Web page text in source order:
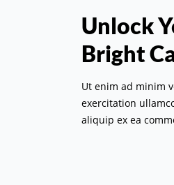
Unlock
Bright
Ut enim ad minim
exercitation
aliquip ex ea